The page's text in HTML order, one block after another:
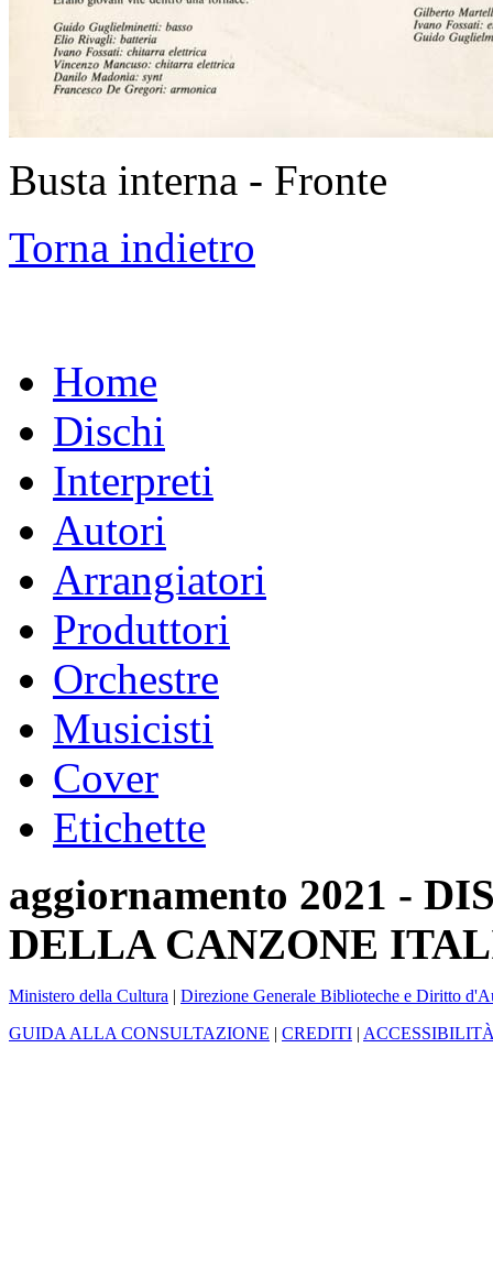
Busta interna - Fronte
Torna indietro
Home
Dischi
Interpreti
Autori
Arrangiatori
Produttori
Orchestre
Musicisti
Cover
Etichette
aggiornamento 2021 -
DELLA CANZONE
Ministero della Cultura | Direzione Generale Biblioteche e Diritto
GUIDA ALLA CONSULTAZIONE | CREDITI |